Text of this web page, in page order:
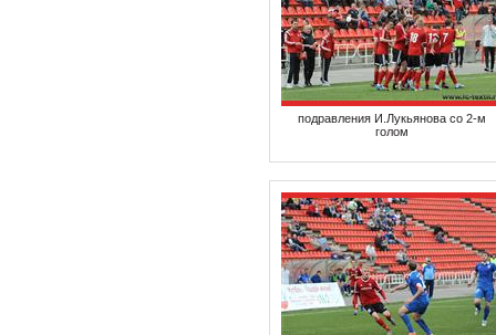
подравления И.Лукьянова со 2-м
голом